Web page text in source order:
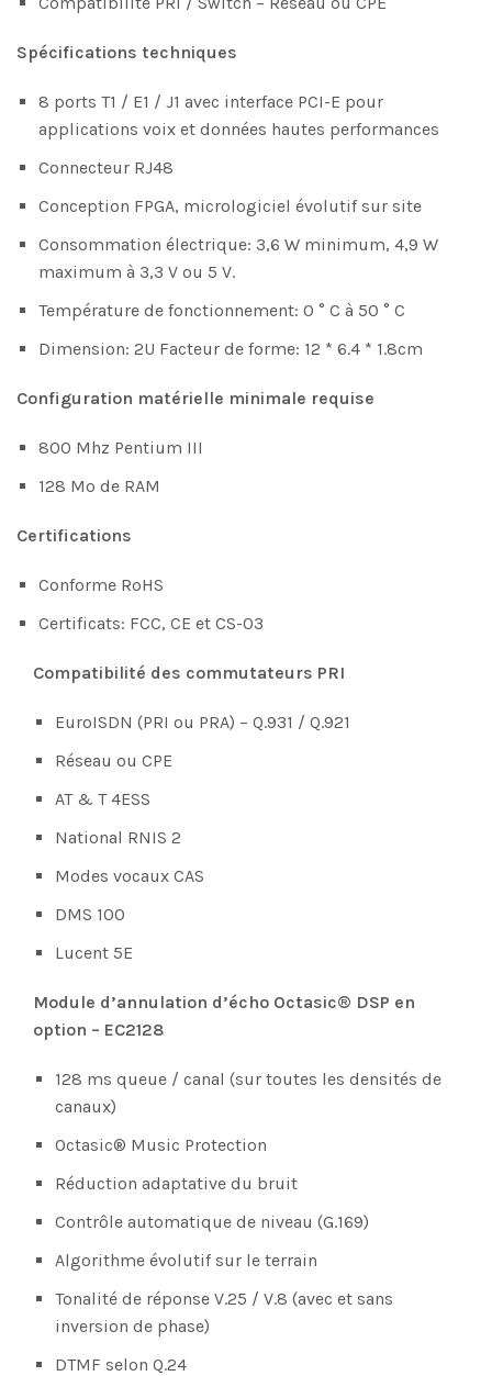
Spécifications techniques
8 ports T1 / E1 / J1 avec interface PCI-E pour
applications voix et données hautes performances
Connecteur RJ48
Conception FPGA, micrologiciel évolutif sur site
Consommation électrique: 3,6 W minimum, 4,9 W
maximum à 3,3 V ou 5 V.
Température de fonctionnement: 0 ° C à 50 ° C
Dimension: 2U Facteur de forme: 12 * 6.4 * 1.8cm
Configuration matérielle minimale requise
800 Mhz Pentium III
128 Mo de RAM
Certifications
Conforme RoHS
Certificats: FCC, CE et CS-03
Compatibilité des commutateurs PRI
EuroISDN (PRI ou PRA) – Q.931 / Q.921
Réseau ou CPE
AT & T 4ESS
National RNIS 2
Modes vocaux CAS
DMS 100
Lucent 5E
Module d’annulation d’écho Octasic® DSP en
option – EC2128
128 ms queue / canal (sur toutes les densités de
canaux)
Octasic® Music Protection
Réduction adaptative du bruit
Contrôle automatique de niveau (G.169)
Algorithme évolutif sur le terrain
Tonalité de réponse V.25 / V.8 (avec et sans
inversion de phase)
DTMF selon Q.24